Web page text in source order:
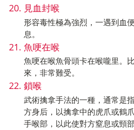
見血封喉
形容毒性極為強烈，一遇到血
息。
魚哽在喉
魚哽在喉魚骨頭卡在喉嚨里。
來，非常難受。
鎖喉
武術擒拿手法的一種，通常是
方身后，以擒拿中的虎爪或鶴
手喉部，以此使對方窒息或頸